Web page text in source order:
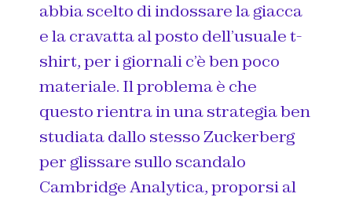
abbia scelto di indossare la giacca
e la cravatta al posto dell’usuale t-
shirt, per i giornali c’è ben poco
materiale. Il problema è che
questo rientra in una strategia ben
studiata dallo stesso Zuckerberg
per glissare sullo scandalo
Cambridge Analytica, proporsi al